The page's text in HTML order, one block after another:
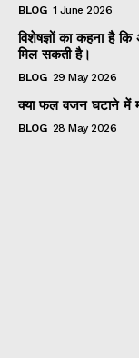
BLOG 1 June 2026
विशेषज्ञों का कहना है
मिल सकती है।
BLOG 29 May 2026
क्या फल वजन घटाने में
BLOG 28 May 2026